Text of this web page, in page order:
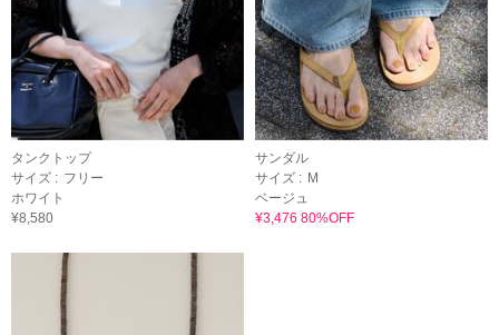
タンクトップ
サイズ : フリー
ホワイト
¥8,580
サンダル
サイズ : M
ベージュ
¥3,476 80%OFF